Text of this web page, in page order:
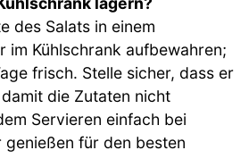
des Salats in einem
im Kühlschrank aufbewahren;
frisch. Stelle sicher, dass er
die Zutaten nicht
Servieren einfach bei
für den besten